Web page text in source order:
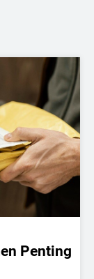
Penting